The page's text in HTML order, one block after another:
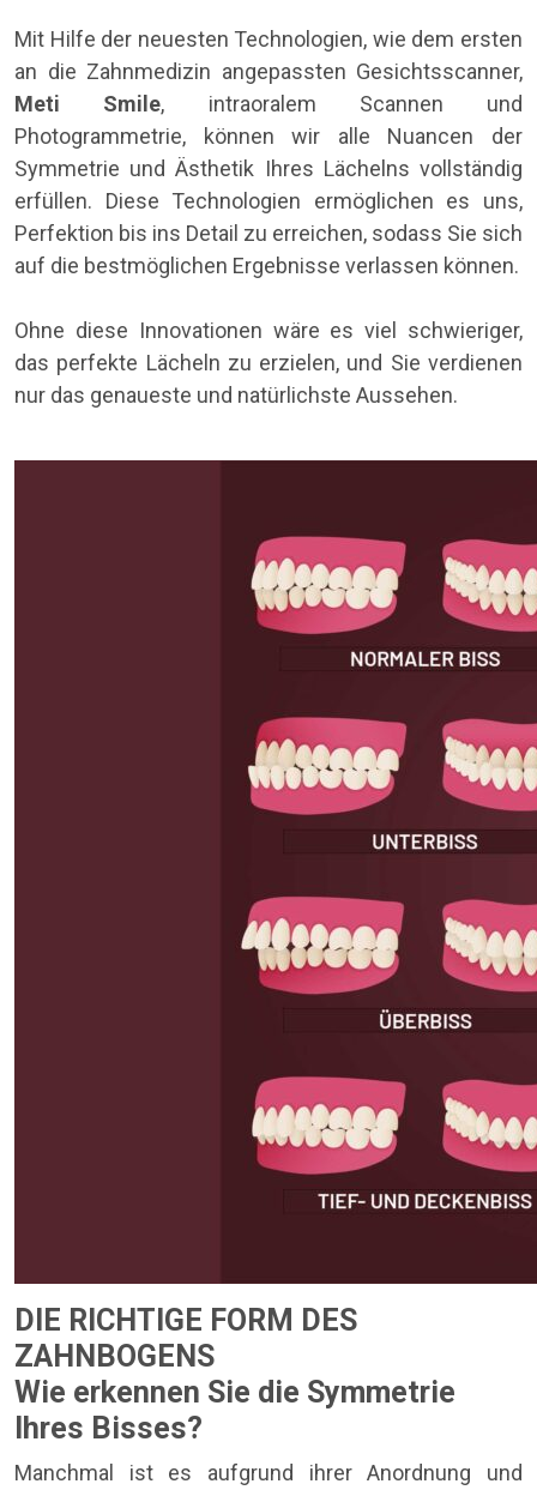
Mit Hilfe der neuesten Technologien, wie dem ersten
an die Zahnmedizin angepassten Gesichtsscanner,
Meti Smile, intraoralem Scannen und
Photogrammetrie, können wir alle Nuancen der
Symmetrie und Ästhetik Ihres Lächelns vollständig
erfüllen. Diese Technologien ermöglichen es uns,
Perfektion bis ins Detail zu erreichen, sodass Sie sich
auf die bestmöglichen Ergebnisse verlassen können.
Ohne diese Innovationen wäre es viel schwieriger,
das perfekte Lächeln zu erzielen, und Sie verdienen
nur das genaueste und natürlichste Aussehen.
DIE RICHTIGE FORM DES
ZAHNBOGENS
Wie erkennen Sie die Symmetrie
Ihres Bisses?
Manchmal ist es aufgrund ihrer Anordnung und